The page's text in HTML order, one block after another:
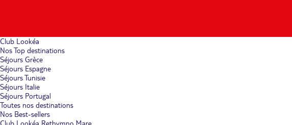
Club Lookéa
Nos Top destinations
Séjours Grèce
Séjours Espagne
Séjours Tunisie
Séjours Italie
Séjours Portugal
Toutes nos destinations
Nos Best-sellers